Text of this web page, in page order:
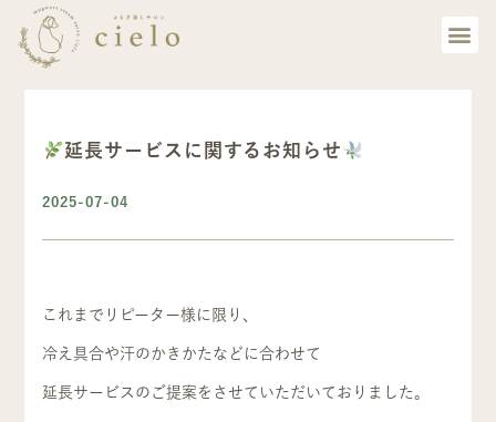
延長サービスに関するお知らせ
2025-07-04
これまでリピーター様に限り、
冷え具合や汗のかきかたなどに合わせて
延長サービスのご提案をさせていただいておりました。